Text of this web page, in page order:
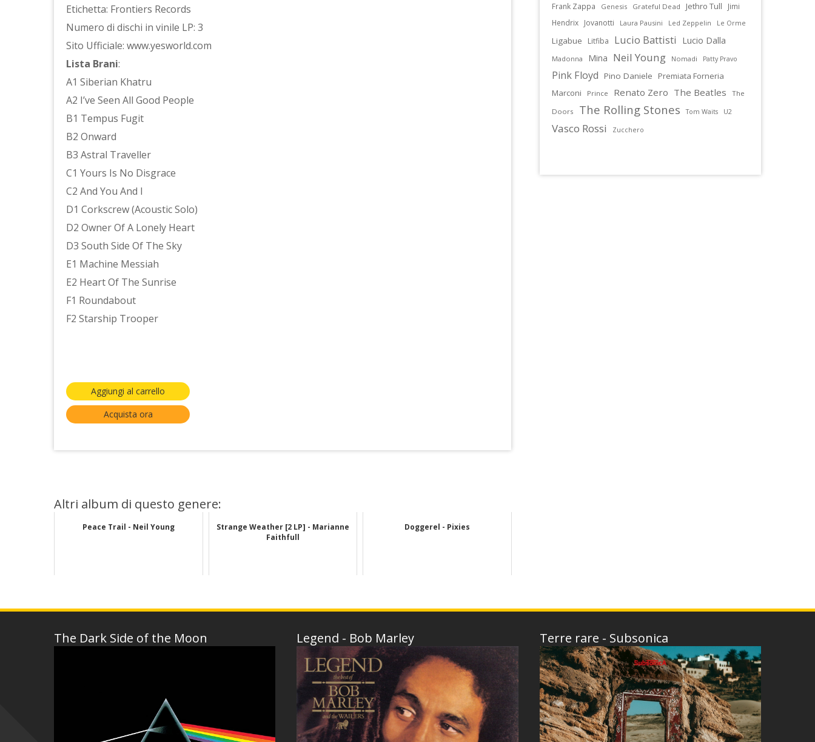
Etichetta: Frontiers Records
Numero di dischi in vinile LP: 3
Sito Ufficiale: www.yesworld.com
Lista Brani:
A1 Siberian Khatru
A2 I’ve Seen All Good People
B1 Tempus Fugit
B2 Onward
B3 Astral Traveller
C1 Yours Is No Disgrace
C2 And You And I
D1 Corkscrew (Acoustic Solo)
D2 Owner Of A Lonely Heart
D3 South Side Of The Sky
E1 Machine Messiah
E2 Heart Of The Sunrise
F1 Roundabout
F2 Starship Trooper
Aggiungi al carrello
Acquista ora
Altri album di questo genere:
Peace Trail - Neil Young
Strange Weather [2 LP] - Marianne
Faithfull
Doggerel - Pixies
Frank Zappa Genesis Grateful Dead Jethro Tull
Jimi
Hendrix
Jovanotti Laura Pausini Led Zeppelin Le Orme
Ligabue Litfiba Lucio Battisti Lucio Dalla
Madonna Mina Neil Young Nomadi Patty Pravo
Pink Floyd Pino Daniele
Premiata Forneria
Marconi
Prince Renato Zero The Beatles
The
Doors
The Rolling Stones Tom Waits U2
Vasco Rossi Zucchero
The Dark Side of the Moon Legend - Bob Marley Terre rare - Subsonica